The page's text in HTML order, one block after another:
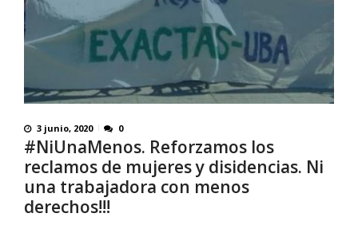
3 junio, 2020 0
#NiUnaMenos. Reforzamos los
reclamos de mujeres y disidencias. Ni
una trabajadora con menos
derechos!!!